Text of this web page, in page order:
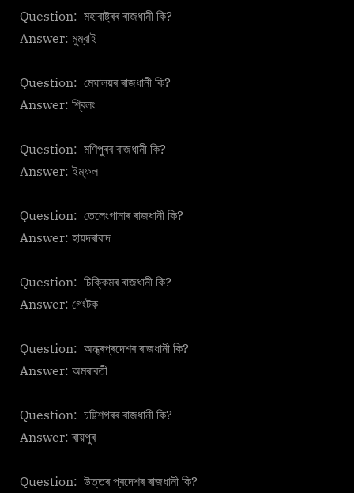
Question: মহাৰাষ্ট্ৰৰ ৰাজধানী কি?
Answer: মুম্বাই
Question: মেঘালয়ৰ ৰাজধানী কি?
Answer: শ্বিলং
Question: মণিপুৰৰ ৰাজধানী কি?
Answer: ইম্ফল
Question: তেলেংগানাৰ ৰাজধানী কি?
Answer: হায়দৰাবাদ
Question: চিক্কিমৰ ৰাজধানী কি?
Answer: গেংটক
Question: অন্ধ্ৰপ্ৰদেশৰ ৰাজধানী কি?
Answer: অমৰাবতী
Question: চট্টিশগৰৰ ৰাজধানী কি?
Answer: ৰায়পুৰ
Question: উত্তৰ প্ৰদেশৰ ৰাজধানী কি?